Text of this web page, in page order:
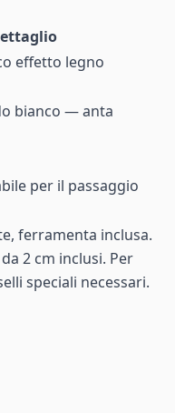
effetto legno
bianco — anta
per il passaggio
ferramenta inclusa.
2 cm inclusi. Per
speciali necessari.